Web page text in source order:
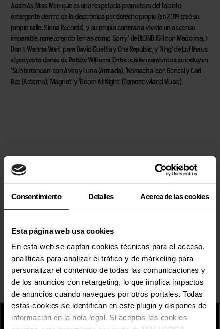
Consentimiento Detalles Acerca de las cookies
Esta página web usa cookies
En esta web se captan cookies técnicas para el acceso,
analíticas para analizar el tráfico y de márketing para
personalizar el contenido de todas las comunicaciones y
de los anuncios con retargeting, lo que implica impactos
de anuncios cuando navegues por otros portales. Todas
estas cookies se identifican en este plugin y dispones de
información en la nota legal. Si aceptas las cookies
Además, Miss Monique es una respetada promotora del talento
emergente dentro de la electrónica por derecho propio (en 2019 creó su
propio sello, Siona Records), y su propia carrera ha vivido un ascenso
imparable, remezclando temas como ‘Sorry’ de BLOND:ISH con Madonna, ‘I
Don’t Wanna Wait’ para David Guetta y One Republic, y ‘Ring’ de Lufthaus,
el proyecto dance de Robbie Williams. Entre sus lanzamientos se incluyen
‘Subterranean’ con Avira y Luna (Armada), ‘Nomacita’ con Genesi y Carl
Bee (Aeterna), ‘Magnet’ y ‘Bloom At Night’ (Tomorrowland Music).